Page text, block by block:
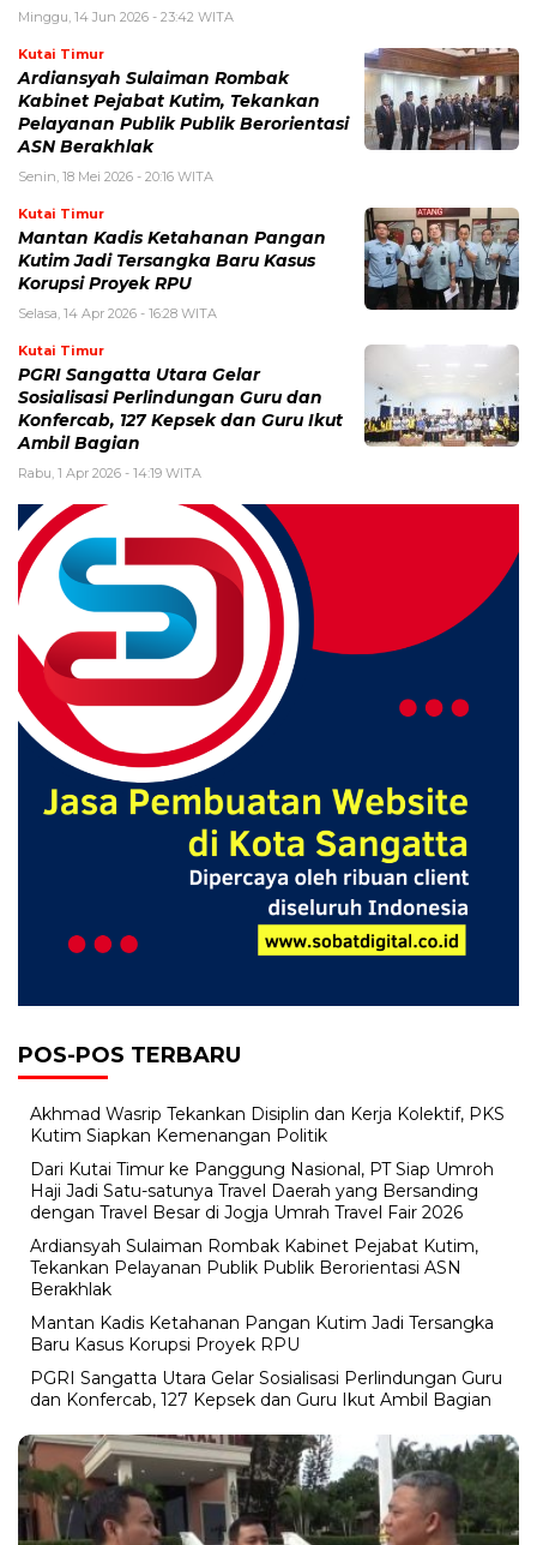
Minggu, 14 Jun 2026 - 23:42 WITA
Kutai Timur
Ardiansyah Sulaiman Rombak
Kabinet Pejabat Kutim, Tekankan
Pelayanan Publik Publik Berorientasi
ASN Berakhlak
Senin, 18 Mei 2026 - 20:16 WITA
Kutai Timur
Mantan Kadis Ketahanan Pangan
Kutim Jadi Tersangka Baru Kasus
Korupsi Proyek RPU
Selasa, 14 Apr 2026 - 16:28 WITA
Kutai Timur
PGRI Sangatta Utara Gelar
Sosialisasi Perlindungan Guru dan
Konfercab, 127 Kepsek dan Guru Ikut
Ambil Bagian
Rabu, 1 Apr 2026 - 14:19 WITA
POS-POS TERBARU
Akhmad Wasrip Tekankan Disiplin dan Kerja Kolektif, PKS
Kutim Siapkan Kemenangan Politik
Dari Kutai Timur ke Panggung Nasional, PT Siap Umroh
Haji Jadi Satu-satunya Travel Daerah yang Bersanding
dengan Travel Besar di Jogja Umrah Travel Fair 2026
Ardiansyah Sulaiman Rombak Kabinet Pejabat Kutim,
Tekankan Pelayanan Publik Publik Berorientasi ASN
Berakhlak
Mantan Kadis Ketahanan Pangan Kutim Jadi Tersangka
Baru Kasus Korupsi Proyek RPU
PGRI Sangatta Utara Gelar Sosialisasi Perlindungan Guru
dan Konfercab, 127 Kepsek dan Guru Ikut Ambil Bagian